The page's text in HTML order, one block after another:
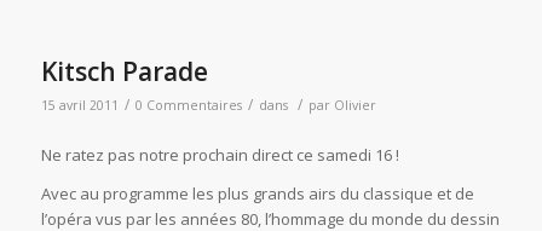
Kitsch Parade
15 avril 2011 / 0 Commentaires / dans / par Olivier
Ne ratez pas notre prochain direct ce samedi 16 !
Avec au programme les plus grands airs du classique et de
l’opéra vus par les années 80, l’hommage du monde du dessin